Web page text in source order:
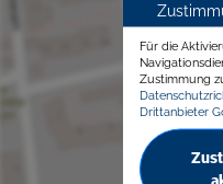
Für die
Zustimmung
Drittanbieter